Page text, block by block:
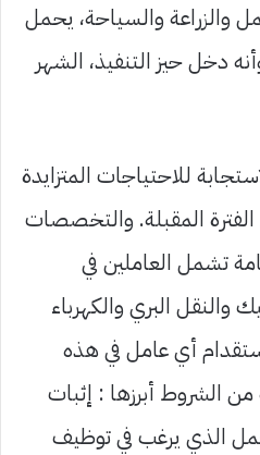
والزراعة والسياحة، يحمل
دخل حيز التنفيذ، الشهر
للاحتياجات المتزايدة
المقبلة. والتخصصات
تشمل العاملين في
والنقل البري والكهرباء
أي عامل في هذه
الشروط أبرزها : إثبات
الذي يرغب في توظيف